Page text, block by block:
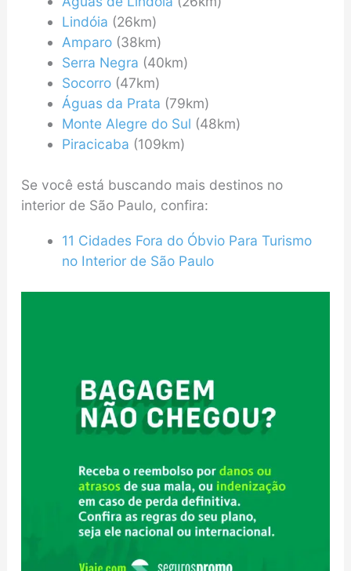
Lindóia (26km)
Amparo(38km)
Serra Negra (40km)
Socorro(47km)
Águas da Prata (79km)
Monte Alegre do Sul (48km)
Piracicaba (109km)
Se você está buscando mais destinos no
interior de São Paulo, confira:
11 Cidades Fora do Óbvio Para Turismo
no Interior de São Paulo